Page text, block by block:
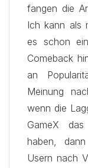
fangen die
Ich kann als
es schon
Comeback
an
Meinung
wenn die
GameX
haben,
Usern nach